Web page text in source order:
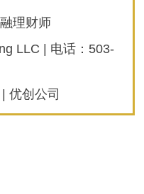
理财师
LLC | 电话：503-
优创公司